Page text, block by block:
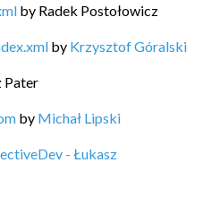
by Radek Postołowicz
by Krzysztof Góralski
Pater
by Michał Lipski
- Łukasz